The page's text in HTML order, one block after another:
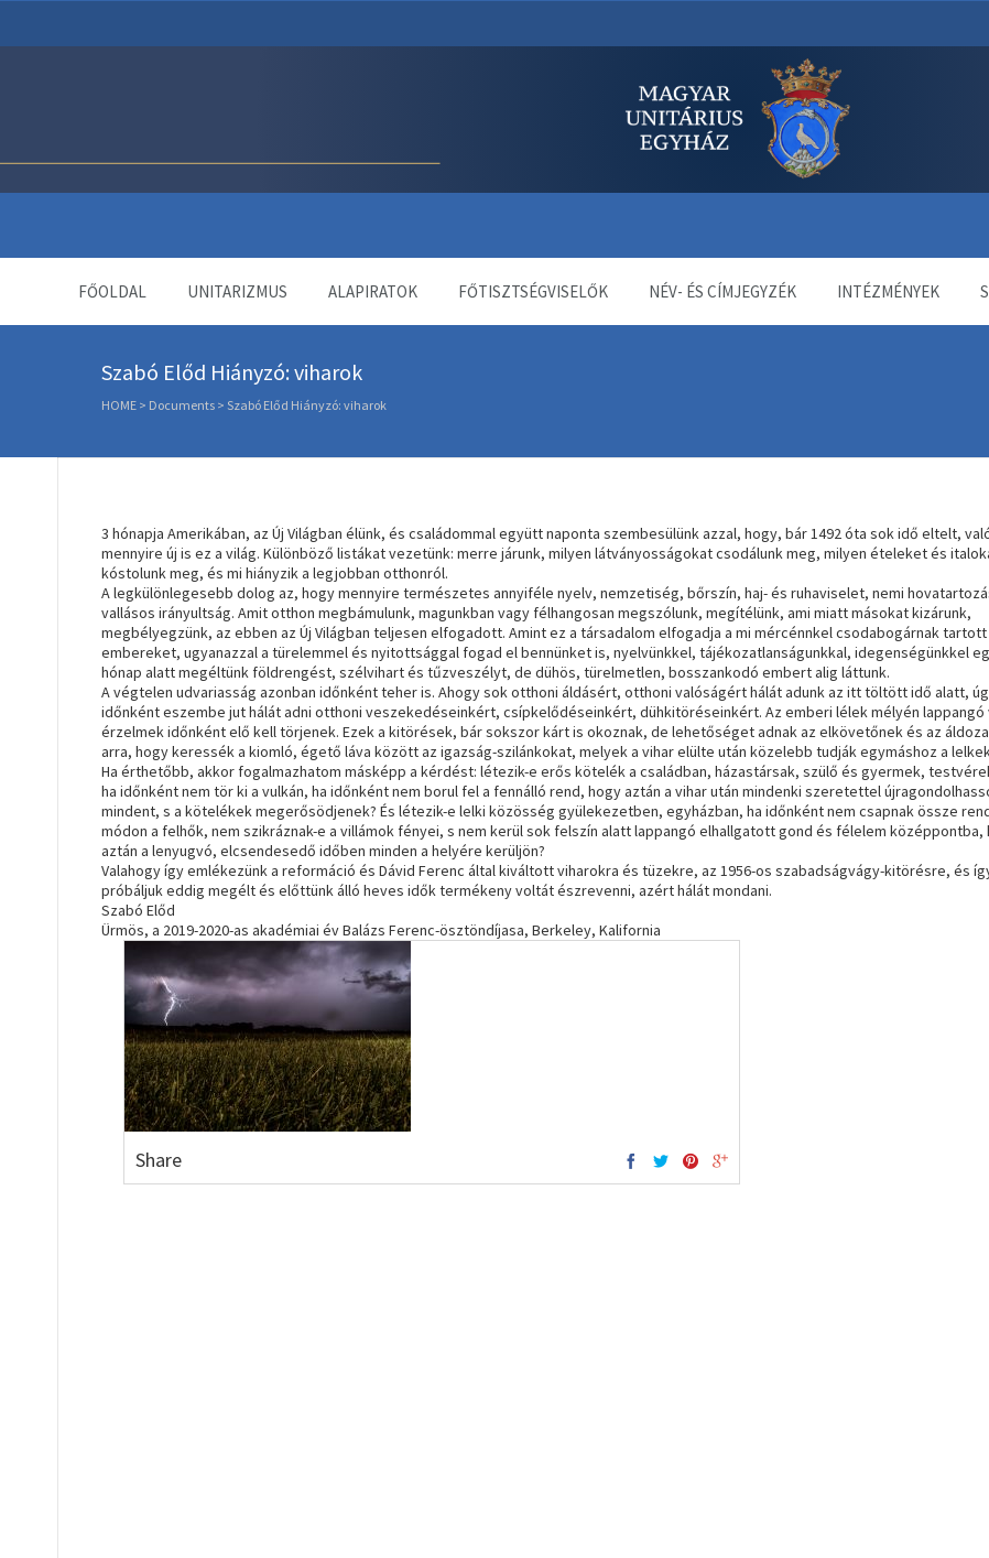
FŐOLDAL UNITARIZMUS ALAPIRATOK FŐTISZTSÉGVISELŐK NÉV- ÉS CÍMJEGYZÉK INTÉZMÉNYEK
Szabó Előd Hiányzó: viharok
HOME > Documents > Szabó Előd Hiányzó: viharok
3 hónapja Amerikában, az Új Világban élünk, és családommal együtt naponta szembesülünk azzal, hogy, bár 1492 óta sok idő eltelt,
mennyire új is ez a világ. Különböző listákat vezetünk: merre járunk, milyen látványosságokat csodálunk meg, milyen ételeket és
kóstolunk meg, és mi hiányzik a legjobban otthonról.
A legkülönlegesebb dolog az, hogy mennyire természetes annyiféle nyelv, nemzetiség, bőrszín, haj- és ruhaviselet, nemi
vallásos irányultság. Amit otthon megbámulunk, magunkban vagy félhangosan megszólunk, megítélünk, ami miatt másokat kizárunk,
megbélyegzünk, az ebben az Új Világban teljesen elfogadott. Amint ez a társadalom elfogadja a mi mércénnkel csodabogárnak tartott
embereket, ugyanazzal a türelemmel és nyitottsággal fogad el bennünket is, nyelvünkkel, tájékozatlanságunkkal, idegenségünkkel
hónap alatt megéltünk földrengést, szélvihart és tűzveszélyt, de dühös, türelmetlen, bosszankodó embert alig láttunk.
A végtelen udvariasság azonban időnként teher is. Ahogy sok otthoni áldásért, otthoni valóságért hálát adunk az itt töltött idő alatt,
időnként eszembe jut hálát adni otthoni veszekedéseinkért, csípkelődéseinkért, dühkitöréseinkért. Az emberi lélek mélyén lappangó
érzelmek időnként elő kell törjenek. Ezek a kitörések, bár sokszor kárt is okoznak, de lehetőséget adnak az elkövetőnek és az
arra, hogy keressék a kiomló, égető láva között az igazság-szilánkokat, melyek a vihar elülte után közelebb tudják egymáshoz a
Ha érthetőbb, akkor fogalmazhatom másképp a kérdést: létezik-e erős kötelék a családban, házastársak, szülő és gyermek,
ha időnként nem tör ki a vulkán, ha időnként nem borul fel a fennálló rend, hogy aztán a vihar után mindenki szeretettel
mindent, s a kötelékek megerősödjenek? És létezik-e lelki közösség gyülekezetben, egyházban, ha időnként nem csapnak össze
módon a felhők, nem szikráznak-e a villámok fényei, s nem kerül sok felszín alatt lappangó elhallgatott gond és félelem középpontba,
aztán a lenyugvó, elcsendesedő időben minden a helyére kerüljön?
Valahogy így emlékezünk a reformáció és Dávid Ferenc által kiváltott viharokra és tüzekre, az 1956-os szabadságvágy-kitörésre, és
próbáljuk eddig megélt és előttünk álló heves idők termékeny voltát észrevenni, azért hálát mondani.
Szabó Előd
Ürmös, a 2019-2020-as akadémiai év Balázs Ferenc-ösztöndíjasa, Berkeley, Kalifornia
Share